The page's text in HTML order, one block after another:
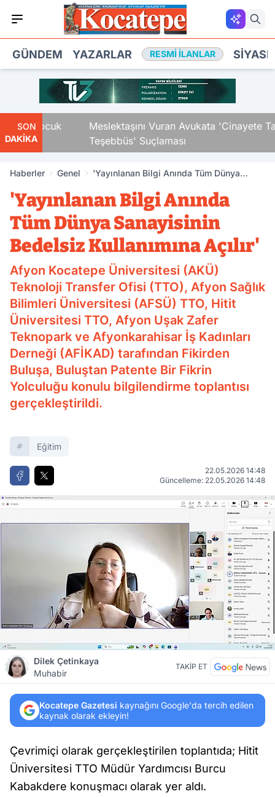
GÜNDEM YAZARLAR RESMI İLANLAR
SON
DAKİKA
Çocuk
Meslektaşını Vuran Avukata 'Cinayete Tam
Teşebbüs' Suçlaması
Haberler Genel
'Yayınlanan Bilgi Anında Tüm Dünya
'Yayınlanan Bilgi Anında
Tüm Dünya Sanayisinin
Bedelsiz Kullanımına Açılır'
Afyon Kocatepe Üniversitesi (AKÜ)
Teknoloji Transfer Ofisi (TTO), Afyon Sağlık
Bilimleri Üniversitesi (AFSÜ) TTO, Hitit
Üniversitesi TTO, Afyon Uşak Zafer
Teknopark ve Afyonkarahisar İş Kadınları
Derneği (AFİKAD) tarafından Fikirden
Buluşa, Buluştan Patente Bir Fikrin
Yolculuğu konulu bilgilendirme toplantısı
gerçekleştirildi.
Eğitim
22.05.2026 14:48
Güncelleme: 22.05.2026 14:48
Dilek Çetinkaya
Muhabir
TAKİP ET
Kocatepe Gazetesi kaynağını Google'da tercih edilen
kaynak olarak ekleyin!
Çevrimiçi olarak gerçekleştirilen toplantıda; Hitit
Üniversitesi TTO Müdür Yardımcısı Burcu
Kabakdere konuşmacı olarak yer aldı.